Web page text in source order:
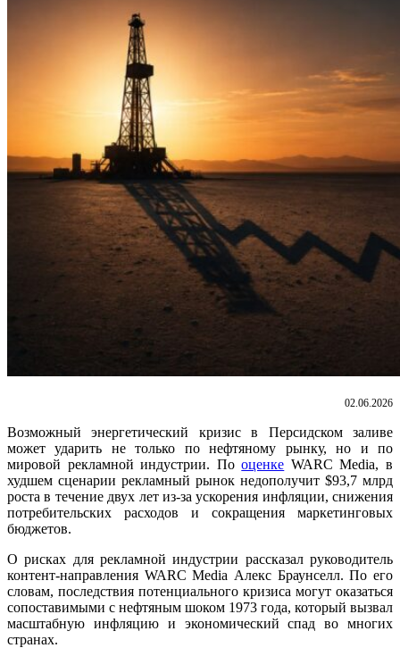
02.06.2026
Возможный энергетический кризис в Персидском заливе
может ударить не только по нефтяному рынку, но и по
мировой рекламной индустрии. Пооценке WARC Media, в
худшем сценарии рекламный рынок недополучит $93,7 млрд
роста в течение двух лет из-за ускорения инфляции, снижения
потребительских расходов и сокращения маркетинговых
бюджетов.
О рисках для рекламной индустрии рассказал руководитель
контент-направления WARC Media Алекс Браунселл. По его
словам, последствия потенциального кризиса могут оказаться
сопоставимыми с нефтяным шоком 1973 года, который вызвал
масштабную инфляцию и экономический спад во многих
странах.